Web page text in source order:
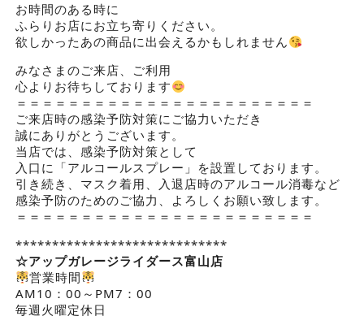
お時間のある時に
ふらりお店にお立ち寄りください。
欲しかったあの商品に出会えるかもしれません
みなさまのご来店、ご利用
心よりお待ちしております
＝＝＝＝＝＝＝＝＝＝＝＝＝＝＝＝＝＝＝＝＝＝＝
ご来店時の感染予防対策にご協力いただき
誠にありがとうございます。
当店では、感染予防対策として
入口に「アルコールスプレー」を設置しております。
引き続き、マスク着用、入退店時のアルコール消毒など
感染予防のためのご協力、よろしくお願い致します。
＝＝＝＝＝＝＝＝＝＝＝＝＝＝＝＝＝＝＝＝＝＝＝
*****************************
☆アップガレージライダース富山店
営業時間
AM10：00～PM7：00
毎週火曜定休日